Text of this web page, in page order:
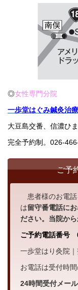
◎女性専門分院
一歩堂はぐみ鍼灸治
大豆島交番、信濃ひ
完全予約制。 026-
ご予
患者様のお電話
は留守番電話に
ださい。当院か
ご予約電話番号
一歩堂はり灸院
お電話は受付時
24時間受付メール